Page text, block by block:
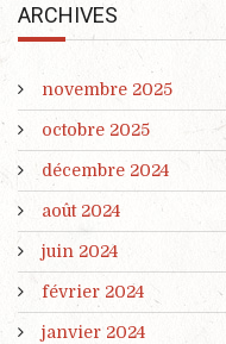
ARCHIVES
novembre 2025
octobre 2025
décembre 2024
août 2024
juin 2024
février 2024
janvier 2024